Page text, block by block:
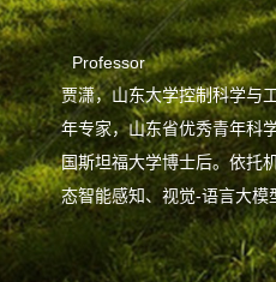
Professor
贾潇，山东大学控制科学与
年专家，山东省优秀青年科
国斯坦福大学博士后。依托
态智能感知、视觉-语言大